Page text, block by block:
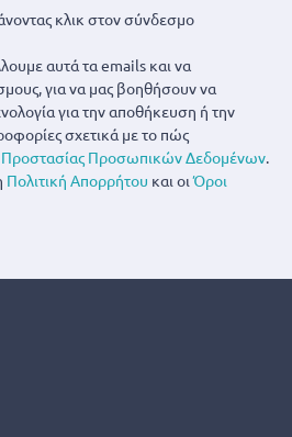
κλικ στον σύνδεσμο
αυτά τα emails και να
για να μας βοηθήσουν να
για την αποθήκευση ή την
σχετικά με το πώς
Προσωπικών Δεδομένων.
Πολιτική Απορρήτου και οιΌροι